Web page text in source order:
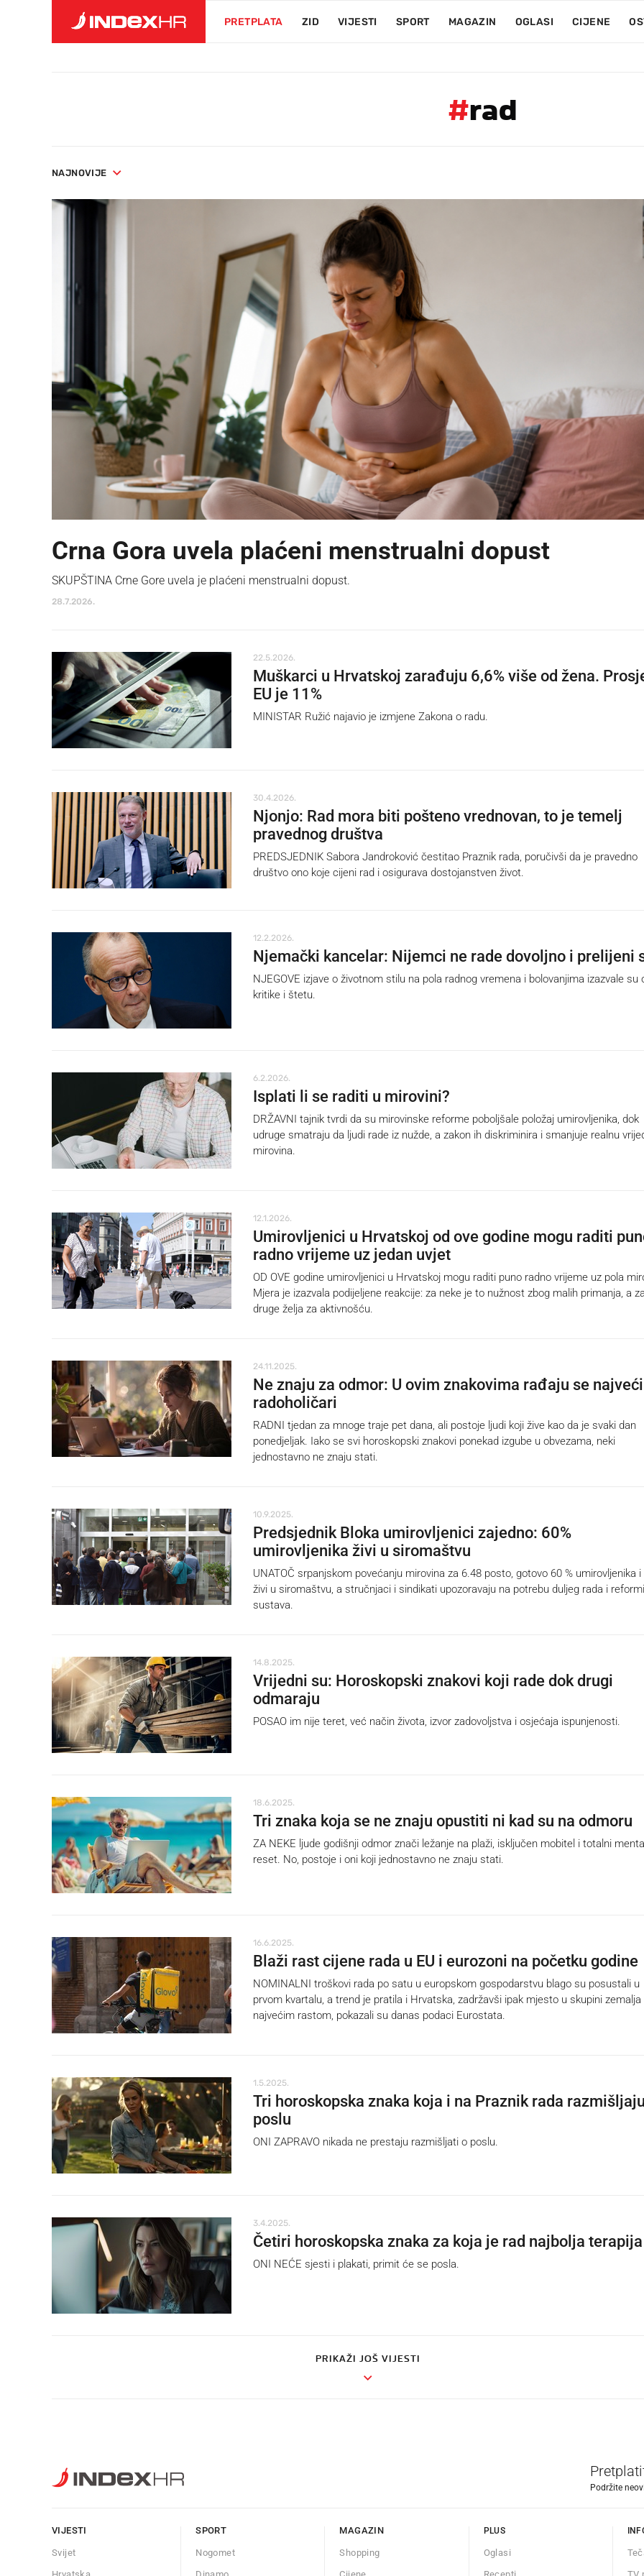
PRETPLATA ZID VIJESTI SPORT MAGAZIN OGLASI CIJENE
#rad
NAJNOVIJE
Crna Gora uvela plaćeni menstrualni dopust
SKUPŠTINA Crne Gore uvela je plaćeni menstrualni dopust.
28.7.2026.
22.5.2026.
Muškarci u Hrvatskoj zarađuju 6,6% više od žena.
EU je 11%
MINISTAR Ružić najavio je izmjene Zakona o radu.
30.4.2026.
Njonjo: Rad mora biti pošteno vrednovan, to je temelj
pravednog društva
PREDSJEDNIK Sabora Jandroković čestitao Praznik rada, poručivši da je pravedno
društvo ono koje cijeni rad i osigurava dostojanstven život.
12.2.2026.
Njemački kancelar: Nijemci ne rade dovoljno i prelijeni
NJEGOVE izjave o životnom stilu na pola radnog vremena i bolovanjima izazvale su
kritike i štetu.
6.2.2026.
Isplati li se raditi u mirovini?
DRŽAVNI tajnik tvrdi da su mirovinske reforme poboljšale položaj umirovljenika, dok
udruge smatraju da ljudi rade iz nužde, a zakon ih diskriminira i smanjuje realnu
mirovina.
12.1.2026.
Umirovljenici u Hrvatskoj od ove godine mogu raditi
radno vrijeme uz jedan uvjet
OD OVE godine umirovljenici u Hrvatskoj mogu raditi puno radno vrijeme uz pola
Mjera je izazvala podijeljene reakcije: za neke je to nužnost zbog malih primanja, a
druge želja za aktivnošću.
24.11.2025.
Ne znaju za odmor: U ovim znakovima rađaju se najveći
radoholičari
RADNI tjedan za mnoge traje pet dana, ali postoje ljudi koji žive kao da je svaki dan
ponedjeljak. Iako se svi horoskopski znakovi ponekad izgube u obvezama, neki
jednostavno ne znaju stati.
10.9.2025.
Predsjednik Bloka umirovljenici zajedno: 60%
umirovljenika živi u siromaštvu
UNATOČ srpanjskom povećanju mirovina za 6.48 posto, gotovo 60 % umirovljenika i
živi u siromaštvu, a stručnjaci i sindikati upozoravaju na potrebu duljeg rada i reformi
sustava.
14.8.2025.
Vrijedni su: Horoskopski znakovi koji rade dok drugi
odmaraju
POSAO im nije teret, već način života, izvor zadovoljstva i osjećaja ispunjenosti.
18.6.2025.
Tri znaka koja se ne znaju opustiti ni kad su na odmoru
ZA NEKE ljude godišnji odmor znači ležanje na plaži, isključen mobitel i totalni
reset. No, postoje i oni koji jednostavno ne znaju stati.
16.6.2025.
Blaži rast cijene rada u EU i eurozoni na početku godine
NOMINALNI troškovi rada po satu u europskom gospodarstvu blago su posustali u
prvom kvartalu, a trend je pratila i Hrvatska, zadržavši ipak mjesto u skupini zemalja
najvećim rastom, pokazali su danas podaci Eurostata.
1.5.2025.
Tri horoskopska znaka koja i na Praznik rada
poslu
ONI ZAPRAVO nikada ne prestaju razmišljati o poslu.
3.4.2025.
Četiri horoskopska znaka za koja je rad najbolja terapija
ONI NEĆE sjesti i plakati, primit će se posla.
PRIKAŽI JOŠ VIJESTI
Podržite
VIJESTI
Svijet
SPORT
Nogomet
MAGAZIN
Shopping
PLUS
Oglasi